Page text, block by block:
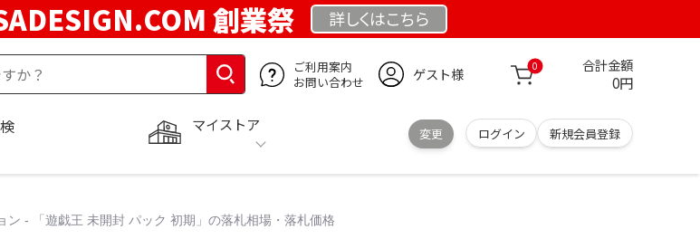
創業祭 詳しくはこちら
ご利用案内
お問い合わせ
ゲスト様 0 合計金額
0円
マイストア
変更 ログイン 新規会員登録
「遊戯王 未開封 パック 初期」の落札相場・落札価格